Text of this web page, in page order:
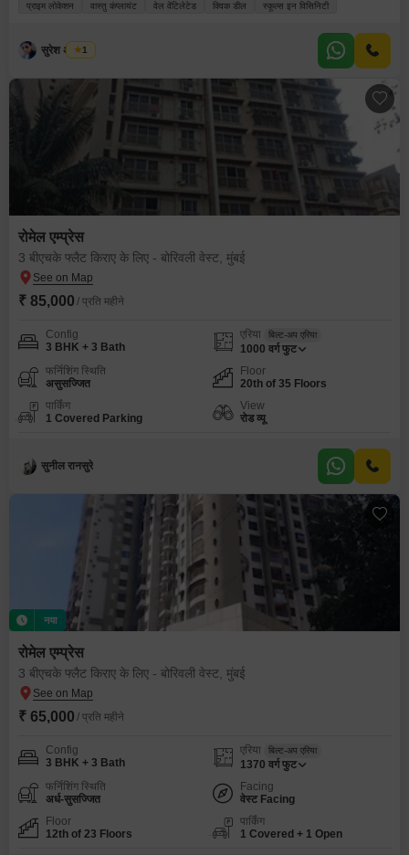
प्राइम लोकेशन वास्तु कंप्लायंट वेल वेंटिलेटेड क्विक डील स्कूल्स इन विसिनिटी
सुरेश अ तायडे
1
रोमेल एम्प्रेस
3 बीएचके फ्लैट किराए के लिए - बोरिवली वेस्ट, मुंबई
₹ 85,000 / प्रति महीने
Config
3 BHK + 3 Bath
एरिया बिल्ट-अप एरिया
1000 वर्ग फुट
फर्निशिंग स्थिति
असुसज्जित
Floor
20th of 35 Floors
पार्किंग
1 Covered Parking
View
रोड व्यू
सुनील रानसुरे
नया
रोमेल एम्प्रेस
3 बीएचके फ्लैट किराए के लिए - बोरिवली वेस्ट, मुंबई
₹ 65,000 / प्रति महीने
Config
3 BHK + 3 Bath
एरिया बिल्ट-अप एरिया
1370 वर्ग फुट
फर्निशिंग स्थिति
अर्ध-सुसज्जित
Facing
वेस्ट Facing
Floor
12th of 23 Floors
पार्किंग
1 Covered + 1 Open